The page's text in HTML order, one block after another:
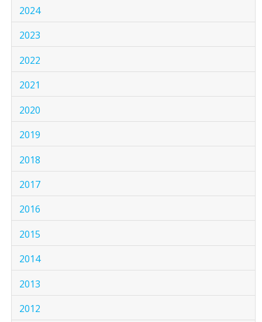
2024
2023
2022
2021
2020
2019
2018
2017
2016
2015
2014
2013
2012